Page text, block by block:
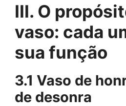
III. O
vaso: cada
sua função
3.1 Vaso de
de desonra